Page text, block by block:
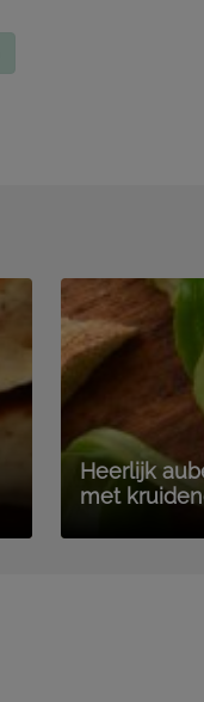
Heerlijk
met